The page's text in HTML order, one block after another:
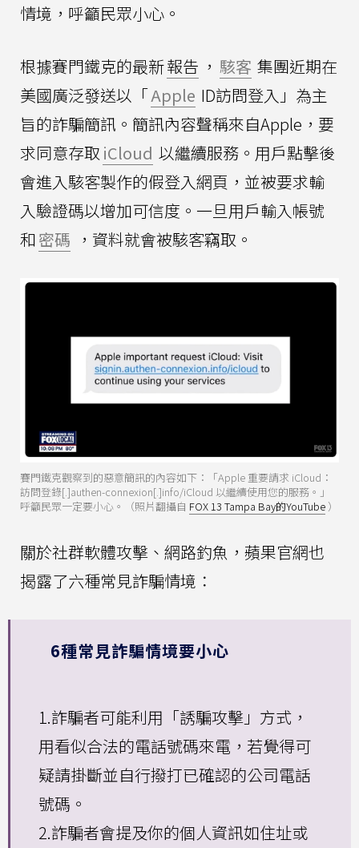
情境，呼籲民眾小心。
根據賽門鐵克的最新報告 ， 駭客 集團近期在
美國廣泛發送以「Apple ID訪問登入」為主
旨的詐騙簡訊。簡訊內容聲稱來自Apple，要
求同意存取 iCloud 以繼續服務。用戶點擊後
會進入駭客製作的假登入網頁，並被要求輸
入驗證碼以增加可信度。一旦用戶輸入帳號
和密碼 ，資料就會被駭客竊取。
賽門鐵克觀察到的惡意簡訊的內容如下：「Apple 重要請求 iCloud：
訪問登錄[.]authen-connexion[.]info/iCloud 以繼續使用您的服務。」
呼籲民眾一定要小心。（照片翻攝自 FOX 13 Tampa Bay的YouTube ）
關於社群軟體攻擊、網路釣魚，蘋果官網也
揭露了六種常見詐騙情境：
6種常見詐騙情境要小心
1.詐騙者可能利用「誘騙攻擊」方式，
用看似合法的電話號碼來電，若覺得可
疑請掛斷並自行撥打已確認的公司電話
號碼。
2.詐騙者會提及你的個人資訊如住址或